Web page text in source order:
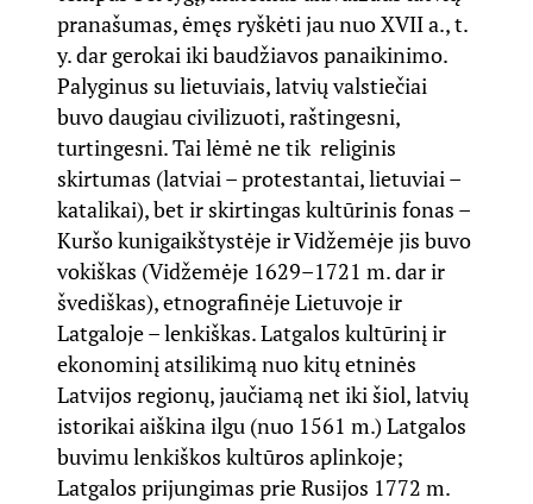
pranašumas, ėmęs ryškėti jau nuo XVII a., t.
y. dar gerokai iki baudžiavos panaikinimo.
Palyginus su lietuviais, latvių valstiečiai
buvo daugiau civilizuoti, raštingesni,
turtingesni. Tai lėmė ne tik religinis
skirtumas (latviai – protestantai, lietuviai –
katalikai), bet ir skirtingas kultūrinis fonas –
Kuršo kunigaikštystėje ir Vidžemėje jis buvo
vokiškas (Vidžemėje 1629–1721 m. dar ir
švediškas), etnografinėje Lietuvoje ir
Latgaloje – lenkiškas. Latgalos kultūrinį ir
ekonominį atsilikimą nuo kitų etninės
Latvijos regionų, jaučiamą net iki šiol, latvių
istorikai aiškina ilgu (nuo 1561 m.) Latgalos
buvimu lenkiškos kultūros aplinkoje;
Latgalos prijungimas prie Rusijos 1772 m.